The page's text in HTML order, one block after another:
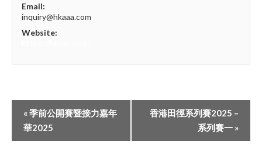
Email:
inquiry@hkaaa.com
Website:
«季前公開賽暨接力嘉年
華2025
香港田徑系列賽2025 –
系列賽一 »